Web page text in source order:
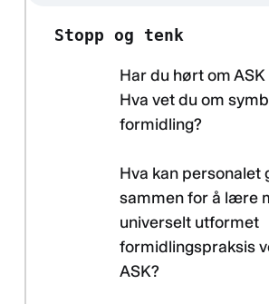
Stopp og tenk
Har du hørt om
Hva vet du om
formidling?
Hva kan personalet
sammen for å lære
universelt utformet
formidlingspraksis
ASK?